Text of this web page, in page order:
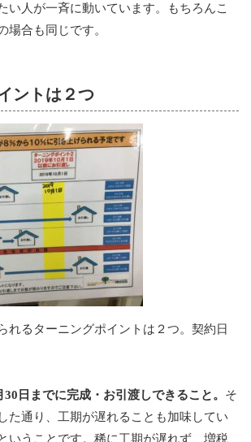
い人が一斉に動いています。もちろんこ
場合も同じです。
ントは２つ
れるターニングポイントは２つ。契約日
30日までに完成・お引渡しできること。 そ
た通り、工期が遅れることも加味してい
いうことです。稀に工期が遅れず、増税